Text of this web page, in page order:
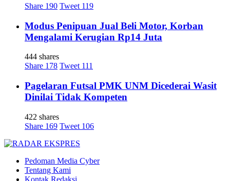
Share 190 Tweet 119
Modus Penipuan Jual Beli Motor, Korban
Mengalami Kerugian Rp14 Juta
444 shares
Share 178 Tweet 111
Pagelaran Futsal PMK UNM Dicederai Wasit
Dinilai Tidak Kompeten
422 shares
Share 169 Tweet 106
Pedoman Media Cyber
Tentang Kami
Kontak Redaksi